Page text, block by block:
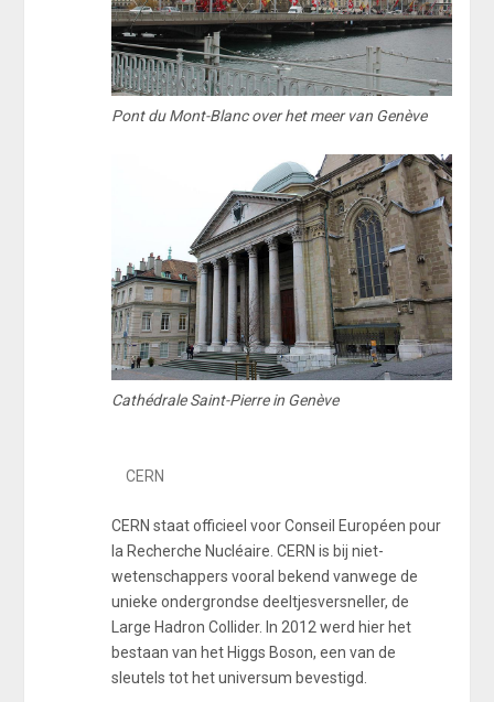
Pont du Mont-Blanc over het meer van Genève
Cathédrale Saint-Pierre in Genève
CERN
CERN staat officieel voor Conseil Européen pour
la Recherche Nucléaire. CERN is bij niet-
wetenschappers vooral bekend vanwege de
unieke ondergrondse deeltjesversneller, de
Large Hadron Collider. In 2012 werd hier het
bestaan van het Higgs Boson, een van de
sleutels tot het universum bevestigd.